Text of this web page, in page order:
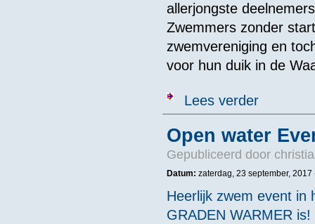
allerjongste
Zwemmers zonder
zwemvereniging en
voor hun duik in de
Lees verderover
Open water
Gepubliceerd door
Datum: zaterdag, 23 september, 2017
Heerlijk zwem event in
GRADEN WARMER is!